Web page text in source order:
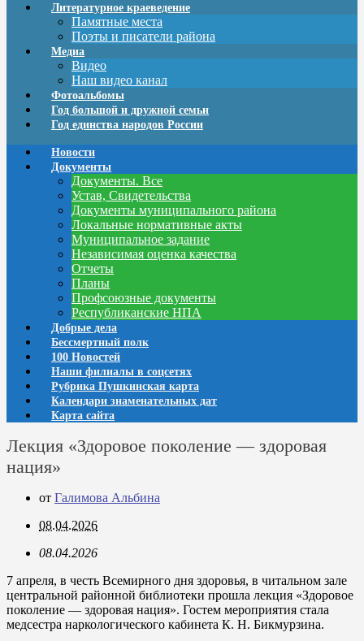
Литературное краеведение
Памятные места
Поэты и писатели района
Медиа
Видео
Наш видео канал
Фотоальбомы
Год большой и дружной семьи
Год единства народов России
Новости
Документы
Документы. Все
Устав, Свидетельства
Документы муниципального района
Локальные нормативные акты
Муниципальное задание
Независимая оценка качества
Отчеты
Планы
Профсоюзные документы
Республиканские НПА
Добрые дела
Бессмертный полк
100 Новостей
Наши филиалы в соцсетях
Рубрика Пушкинская карта
Календари знаменательных дат
Карта сайта
Лекция «Здоровое поколение — здоровая
нация»
от Галимова Альбина
08.04.2026
08.04.2026
7 апреля, в честь Всемирного дня здоровья, в читальном зале
центральной районной библиотеки прошла лекция «Здоровое
поколение — здоровая нация». Гостем мероприятия стала
медсестра наркологического кабинета К. Н. Бикмурзина.